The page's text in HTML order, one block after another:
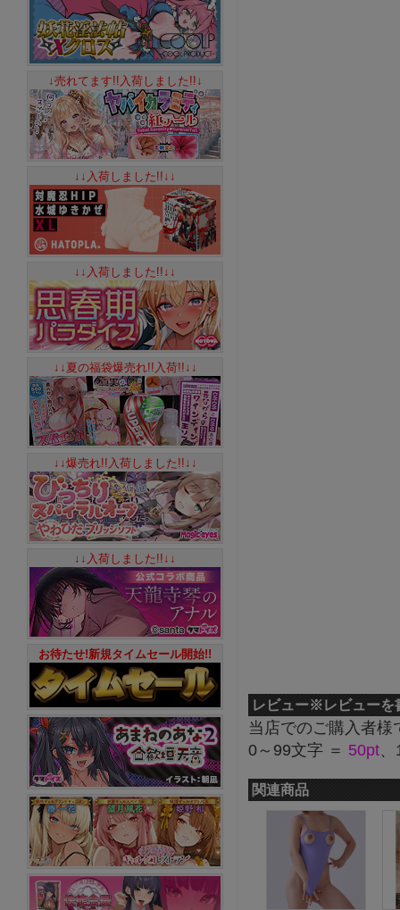
レビュー※レビューを
当店でのご購入者
0～99文字 ＝ 50pt
関連商品
↓売れてます!!入荷しました!!↓
↓↓入荷しました!!↓↓
↓↓入荷しました!!↓↓
↓↓夏の福袋爆売れ!!入荷!!↓↓
↓↓爆売れ!!入荷しました!!↓↓
↓↓入荷しました!!↓↓
お待たせ!新規タイムセール開始!!